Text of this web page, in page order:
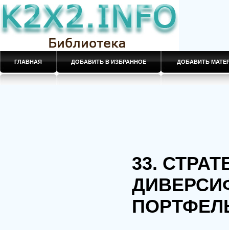
ГЛАВНАЯ ДОБАВИТЬ В ИЗБРАННОЕ ДОБАВИТЬ
33.